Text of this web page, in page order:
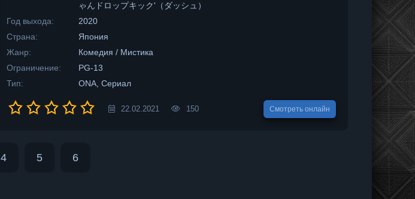
ゃんドロップキック'（ダッシュ）
Год выхода:
2020
Страна:
Япония
Жанр:
Комедия / Мистика
Ограничение:
PG-13
Тип:
ONA, Сериал
22.02.2021 150 Смотреть онлайн
4 5 6